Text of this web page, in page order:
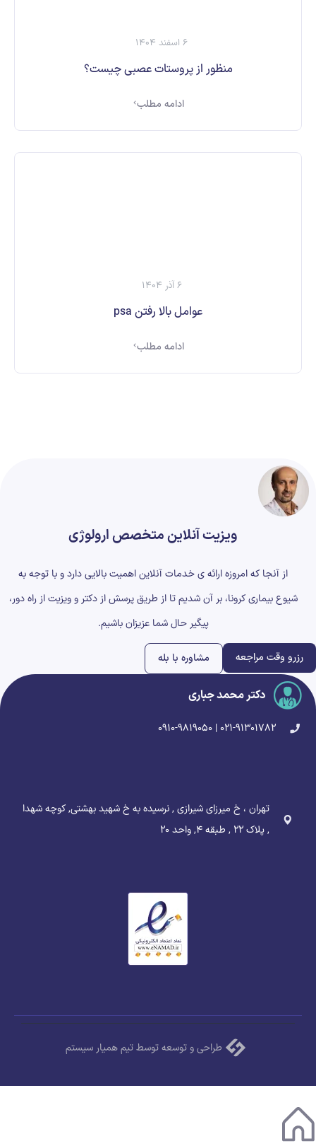
6 اسفند 1404
منظور از پروستات عصبی چیست؟
ادامه مطلب
6 آذر 1404
عوامل بالا رفتن psa
ادامه مطلب
ویزیت آنلاین متخصص ارولوژی
از آنجا که امروزه ارائه ی خدمات آنلاین اهمیت بالایی دارد و با توجه به
شیوع بیماری کرونا، بر آن شدیم تا از طریق پرسش از دکتر و ویزیت از راه دور،
پیگیر حال شما عزیزان باشیم.
رزرو وقت مراجعه مشاوره با بله
دکتر محمد جباری
۰۲۱-۹۱۳۰۱۷۸۲ | ۰۹۱۰-۹۸۱۹۰۵۰
تهران ، خ میرزای شیرازی , نرسیده به خ شهید بهشتی, کوچه شهدا
, پلاک ۲۲ , طبقه ۴, واحد ۲۰
طراحی و توسعه توسط تیم همیار سیستم